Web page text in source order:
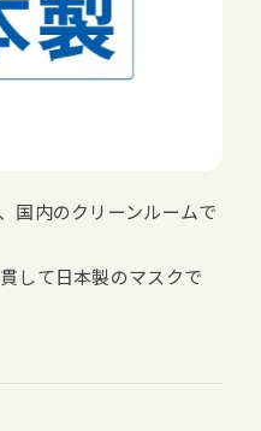
国内のクリーンルームで
して日本製のマスクで